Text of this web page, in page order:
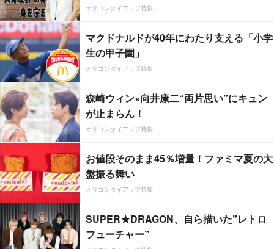
オリコンタイアップ特集
マクドナルドが40年にわたり支える「小学
生の甲子園」
オリコンタイアップ特集
森崎ウィン×向井康二“両片思い”にキュン
が止まらん！
オリコンタイアップ特集
お値段そのまま45％増量！ファミマ夏の大
盤振る舞い
オリコンタイアップ特集
SUPER★DRAGON、自ら描いた”レトロ
フューチャー”